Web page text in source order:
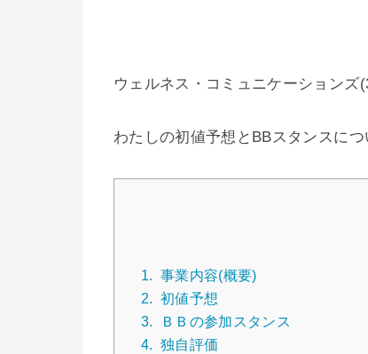
ウェルネス・コミュニケーションズ
わたしの初値予想とBBスタンスにつ
1. 事業内容(概要)
2. 初値予想
3.
ＢＢの参加スタンス
4. 独自評価